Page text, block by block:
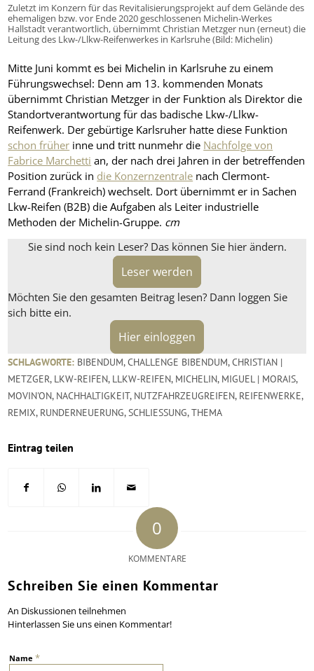
Zuletzt im Konzern für das Revitalisierungsprojekt auf dem Gelände des
ehemaligen bzw. vor Ende 2020 geschlossenen Michelin-Werkes
Hallstadt verantwortlich, übernimmt Christian Metzger nun (erneut) die
Leitung des Lkw-/Llkw-Reifenwerkes in Karlsruhe (Bild: Michelin)
Mitte Juni kommt es bei Michelin in Karlsruhe zu einem
Führungswechsel: Denn am 13. kommenden Monats
übernimmt Christian Metzger in der Funktion als Direktor die
Standortverantwortung für das badische Lkw-/Llkw-
Reifenwerk. Der gebürtige Karlsruher hatte diese Funktion
schon früher inne und tritt nunmehr die Nachfolge von
Fabrice Marchetti an, der nach drei Jahren in der betreffenden
Position zurück in die Konzernzentrale nach Clermont-
Ferrand (Frankreich) wechselt. Dort übernimmt er in Sachen
Lkw-Reifen (B2B) die Aufgaben als Leiter industrielle
Methoden der Michelin-Gruppe. cm
Sie sind noch kein Leser? Das können Sie hier ändern.
Leser werden
Möchten Sie den gesamten Beitrag lesen? Dann loggen Sie
sich bitte ein.
Hier einloggen
SCHLAGWORTE: BIBENDUM,CHALLENGE BIBENDUM,CHRISTIAN |
METZGER, LKW-REIFEN, LLKW-REIFEN, MICHELIN, MIGUEL | MORAIS,
MOVIN'ON, NACHHALTIGKEIT, NUTZFAHRZEUGREIFEN, REIFENWERKE,
REMIX, RUNDERNEUERUNG,SCHLIESSUNG ,THEMA
Eintrag teilen
0
KOMMENTARE
Schreiben Sie einen Kommentar
An Diskussionen teilnehmen
Hinterlassen Sie uns einen Kommentar!
Name*